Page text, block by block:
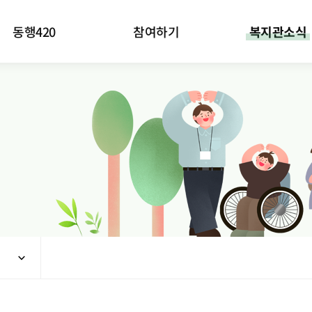
동행420 참여하기 복지관소식